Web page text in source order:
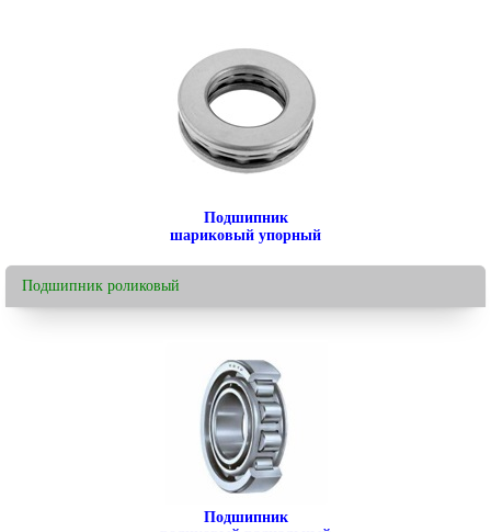
Подшипник
шариковый упорный
Подшипник роликовый
Подшипник